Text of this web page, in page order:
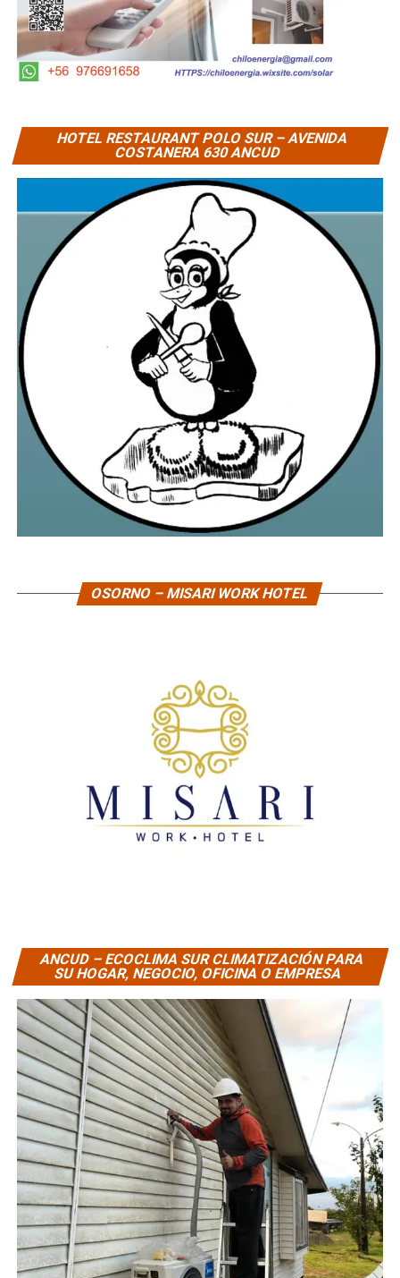
HOTEL RESTAURANT POLO SUR – AVENIDA
COSTANERA 630 ANCUD
OSORNO – MISARI WORK HOTEL
ANCUD – ECOCLIMA SUR CLIMATIZACIÓN PARA
SU HOGAR, NEGOCIO, OFICINA O EMPRESA